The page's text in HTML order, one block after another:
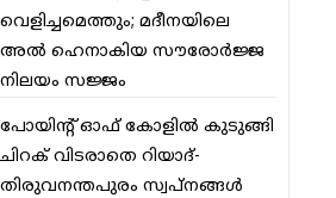
വെളിച്ചമെത്തും; മദീനയിലെ
അല്‍ ഹെനാകിയ സൗരോര്‍ജ്ജ
നിലയം സജ്ജം
പോയിന്റ് ഓഫ് കോളില്‍ കുടുങ്ങി
ചിറക് വിടരാതെ റിയാദ്-
തിരുവനന്തപുരം സ്വപ്നങ്ങള്‍